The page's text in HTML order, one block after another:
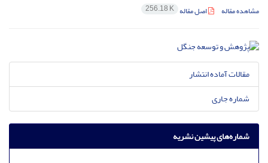
مشاهده مقاله اصل مقاله 256.18 K
مقالات آماده انتشار
شماره جاری
شماره‌های پیشین نشریه